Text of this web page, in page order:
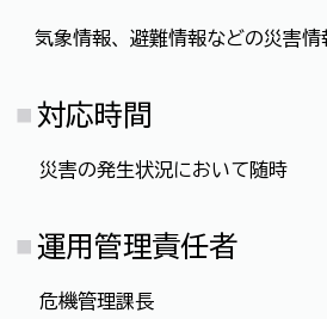
気象情報、避難情報などの災害情
対応時間
災害の発生状況において随時
運用管理責任者
危機管理課長